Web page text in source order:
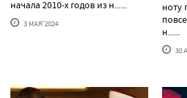
начала 2010-х годов из н......
3 МАЯ'2024
ноту
н......
30